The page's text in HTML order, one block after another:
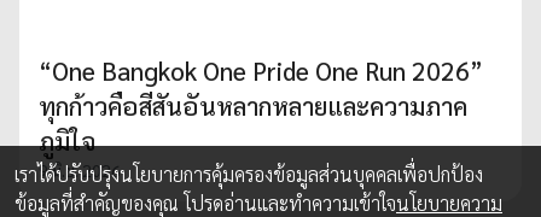
“One Bangkok One Pride One Run 2026”
ทุกก้าวคือสีสันอันหลากหลายและความภาค
ภูมิใจ
9 มิ.ย. 2026
เราได้ปรับปรุงนโยบายการคุ้มครองข้อมูลส่วนบุคคลเพื่อปกป้อง
ข้อมูลที่สำคัญของคุณ โปรดอ่านและทำความเข้าใจนโยบายความ